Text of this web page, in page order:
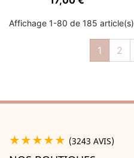
Affichage 1-80 de 185 article(s)
1 2
★★★★★ (3243 AVIS)